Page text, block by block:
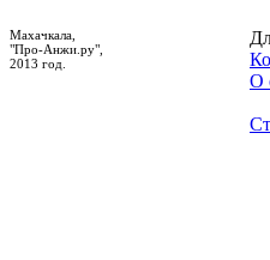
Махачкала,
"Про-Анжи.ру",
2013 год.
О